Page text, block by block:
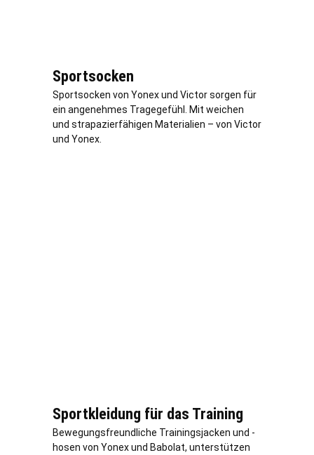
Sportsocken
Sportsocken von Yonex und Victor sorgen für
ein angenehmes Tragegefühl. Mit weichen
und strapazierfähigen Materialien – von Victor
und Yonex.
Sportkleidung für das Training
Bewegungsfreundliche Trainingsjacken und -
hosen von Yonex und Babolat, unterstützen